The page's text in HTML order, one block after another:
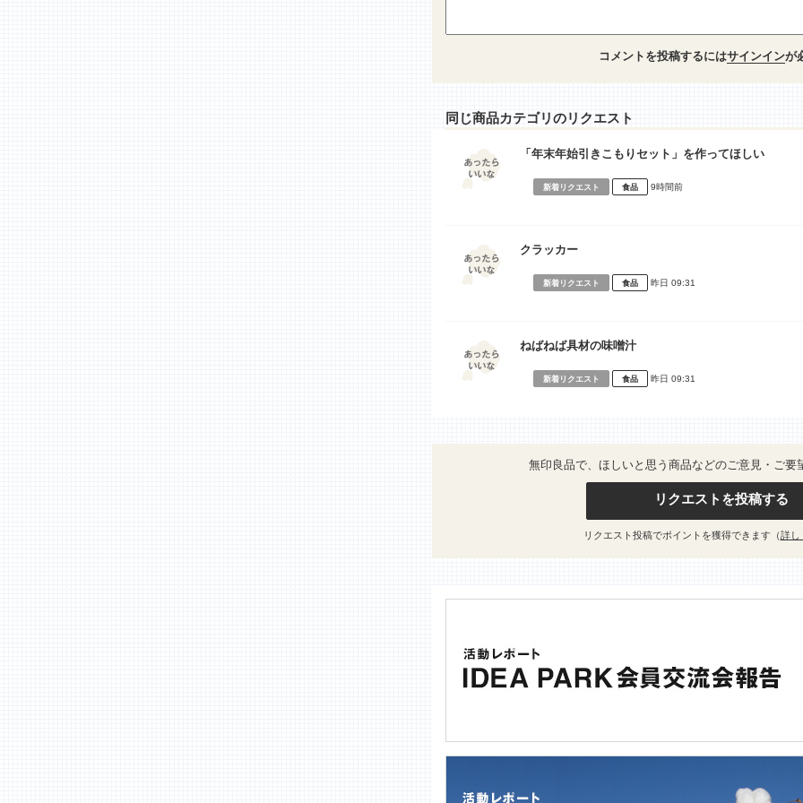
コメントを投稿するにはサインインが
同じ商品カテゴリのリクエスト
「年末年始引きこもりセット」を作ってほしい
新着リクエスト 食品 9時間前
クラッカー
新着リクエスト 食品 昨日 09:31
ねばねば具材の味噌汁
新着リクエスト 食品 昨日 09:31
無印良品で、ほしいと思う商品などのご意見・ご要
リクエストを投稿する
リクエスト投稿でポイントを獲得できます（詳し